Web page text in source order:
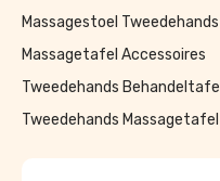
Massagestoel Tweedehands
Massagetafel Accessoires
Tweedehands Behandeltafel
Tweedehands Massagetafel